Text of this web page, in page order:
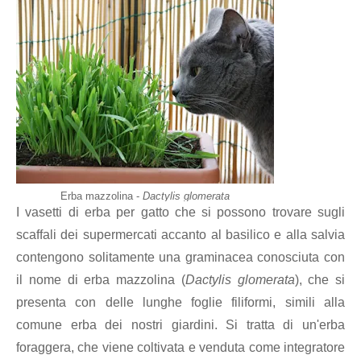
Erba mazzolina - Dactylis glomerata
I vasetti di erba per gatto che si possono trovare sugli
scaffali dei supermercati accanto al basilico e alla salvia
contengono solitamente una graminacea conosciuta con
il nome di erba mazzolina (Dactylis glomerata), che si
presenta con delle lunghe foglie filiformi, simili alla
comune erba dei nostri giardini. Si tratta di un'erba
foraggera, che viene coltivata e venduta come integratore